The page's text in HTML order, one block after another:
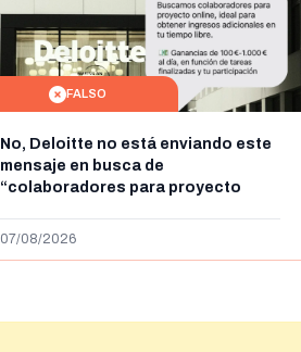
FALSO
No, Deloitte no está enviando este
mensaje en busca de
“colaboradores para proyecto
1.000 euros al día: es un timo
07/08/2026